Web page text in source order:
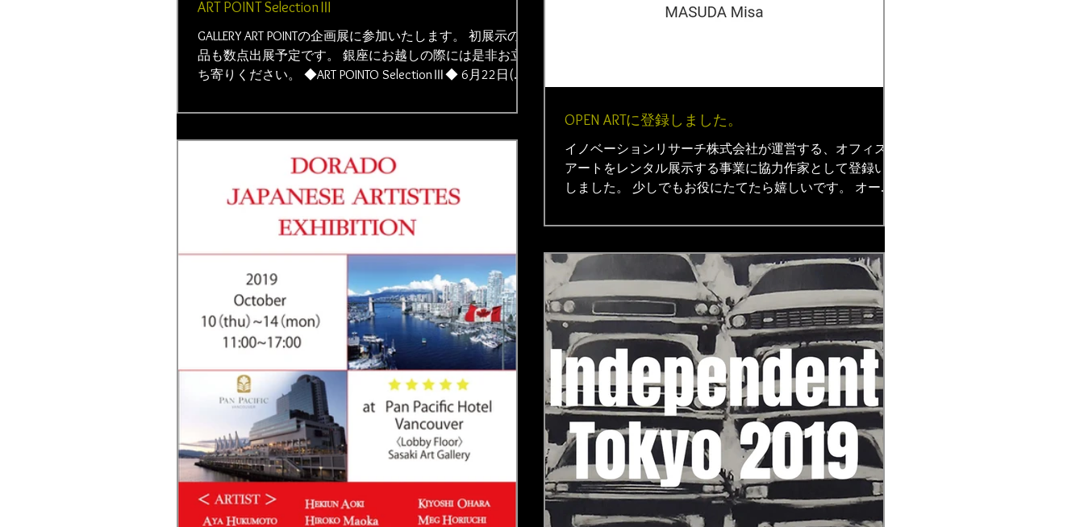
ART POINT SelectionⅢ
GALLERY ART POINTの企画展に参加いたします。 初展示の作
品も数点出展予定です。 銀座にお越しの際には是非お立
ち寄りください。 ◆ART POINTO SelectionⅢ◆ 6月22日(月)
OPEN ARTに登録しました。
イノベーションリサーチ株式会社が運営する、オフィスに
アートをレンタル展示する事業に協力作家として登録いた
しました。 少しでもお役にたてたら嬉しいです。 オープ